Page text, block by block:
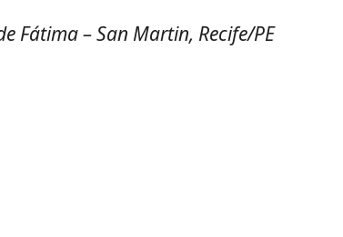
Fátima – San Martin, Recife/PE